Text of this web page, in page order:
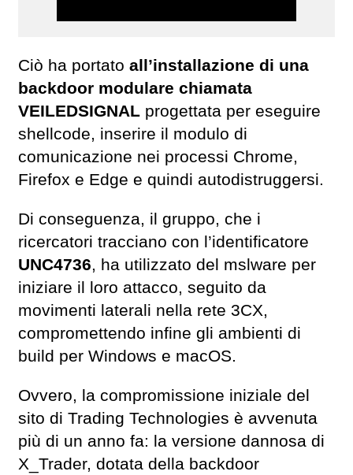
Ciò ha portato all’installazione di una
backdoor modulare chiamata
VEILEDSIGNAL progettata per eseguire
shellcode, inserire il modulo di
comunicazione nei processi Chrome,
Firefox e Edge e quindi autodistruggersi.
Di conseguenza, il gruppo, che i
ricercatori tracciano con l’identificatore
UNC4736, ha utilizzato del mslware per
iniziare il loro attacco, seguito da
movimenti laterali nella rete 3CX,
compromettendo infine gli ambienti di
build per Windows e macOS.
Ovvero, la compromissione iniziale del
sito di Trading Technologies è avvenuta
più di un anno fa: la versione dannosa di
X_Trader, dotata della backdoor